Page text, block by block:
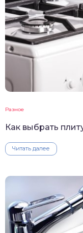
Разное
Как выбрать
Читать далее